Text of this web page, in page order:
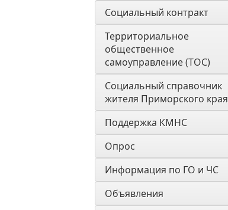
Социальный контракт
Территориальное
общественное
самоуправление (ТОС)
Социальный справочник
жителя Приморского края
Поддержка КМНС
Опрос
Информация по ГО и ЧС
Объявления